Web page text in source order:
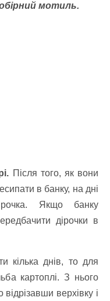
мотиль.
Після того, як вони
в банку, на дні
Якщо банку
дірочки в
кілька днів, то для
картоплі. З нього
верхівку і